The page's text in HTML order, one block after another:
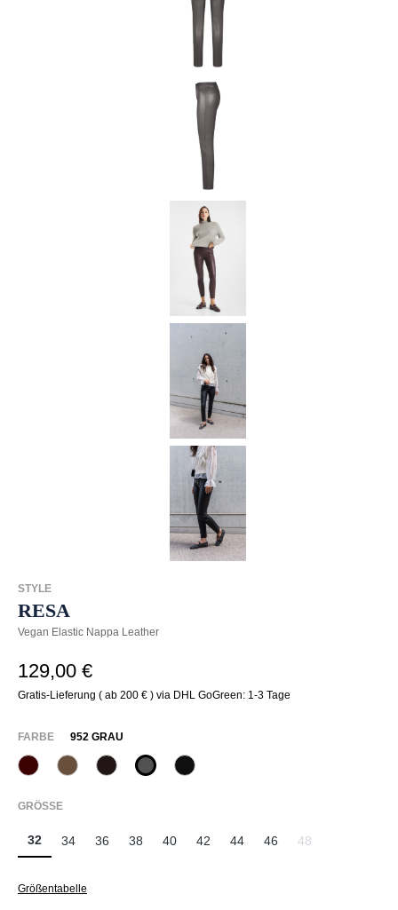
STYLE
RESA
Vegan Elastic Nappa Leather
129,00 €
Gratis-Lieferung ( ab 200 € ) via DHL GoGreen: 1-3 Tage
FARBEAUSWÄHLEN
952 GRAU
585 Burgund
650 Nuss680 Tabak952 Grau990 Schwarz
GRÖSSE AUSWÄHLEN
32 34 36 38 40 42 44 46 48
Größentabelle